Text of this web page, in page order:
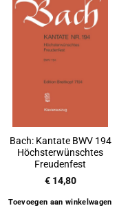
Bach: Kantate BWV 194
Höchsterwünschtes
Freudenfest
€14,80
Toevoegen aan winkelwagen